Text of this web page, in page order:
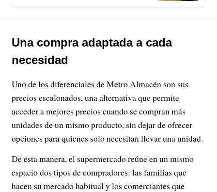
Una compra adaptada a cada
necesidad
Uno de los diferenciales de Metro Almacén son sus
precios escalonados, una alternativa que permite
acceder a mejores precios cuando se compran más
unidades de un mismo producto, sin dejar de ofrecer
opciones para quienes solo necesitan llevar una unidad.
De esta manera, el supermercado reúne en un mismo
espacio dos tipos de compradores: las familias que
hacen su mercado habitual y los comerciantes que